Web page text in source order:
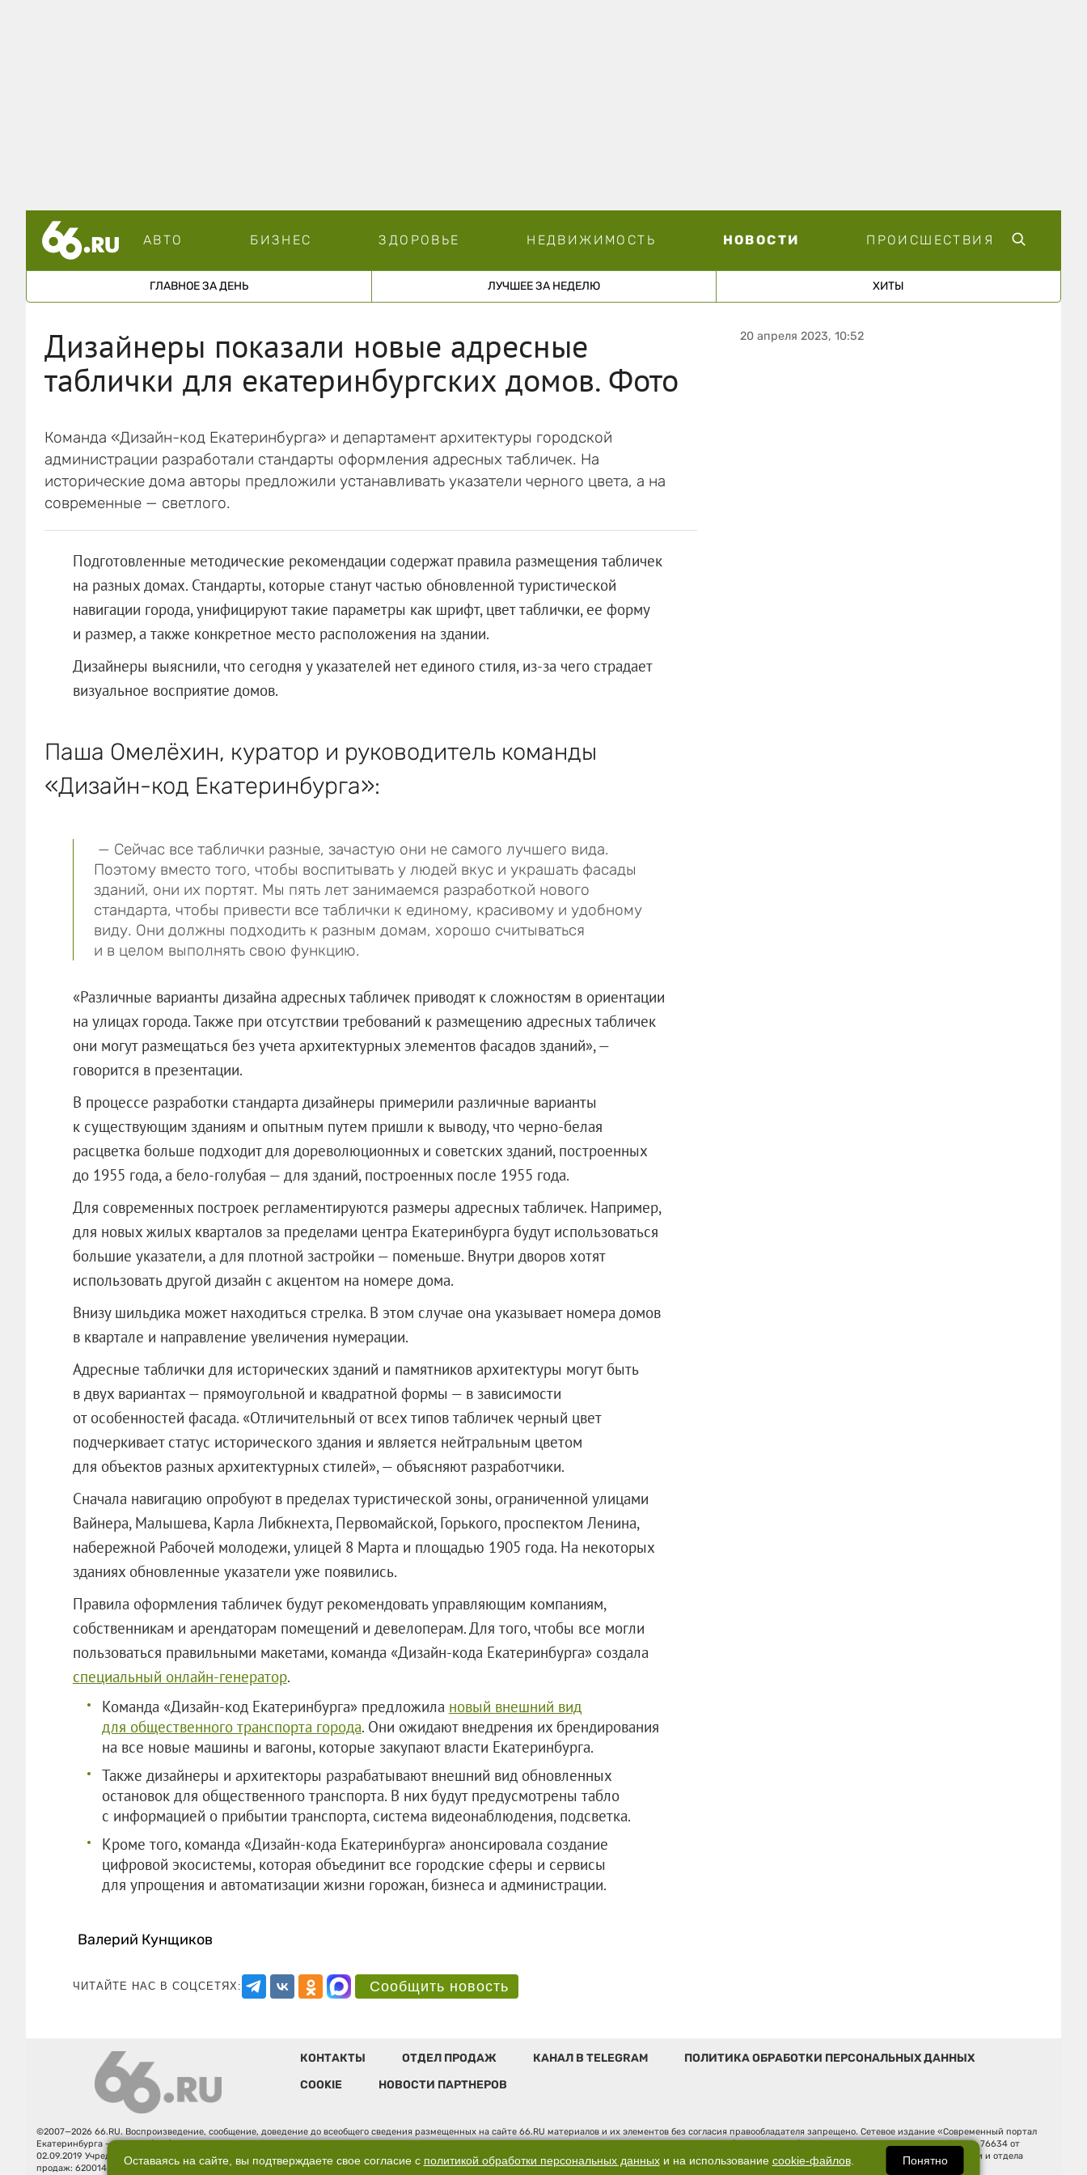
АВТО БИЗНЕС ЗДОРОВЬЕ НЕДВИЖИМОСТЬ НОВОСТИ ПРОИСШЕСТВИЯ
ГЛАВНОЕ ЗА ДЕНЬ ЛУЧШЕЕ ЗА НЕДЕЛЮ ХИТЫ
Дизайнеры показали новые адресные
таблички для екатеринбургских домов. Фото
Команда «Дизайн-код Екатеринбурга» и департамент архитектуры городской
администрации разработали стандарты оформления адресных табличек. На
исторические дома авторы предложили устанавливать указатели черного цвета, а на
современные — светлого.
Подготовленные методические рекомендации содержат правила размещения табличек
на разных домах. Стандарты, которые станут частью обновленной туристической
навигации города, унифицируют такие параметры как шрифт, цвет таблички, ее форму
и размер, а также конкретное место расположения на здании.
Дизайнеры выяснили, что сегодня у указателей нет единого стиля, из-за чего страдает
визуальное восприятие домов.
Паша Омелёхин, куратор и руководитель команды
«Дизайн-код Екатеринбурга»:
— Сейчас все таблички разные, зачастую они не самого лучшего вида.
Поэтому вместо того, чтобы воспитывать у людей вкус и украшать фасады
зданий, они их портят. Мы пять лет занимаемся разработкой нового
стандарта, чтобы привести все таблички к единому, красивому и удобному
виду. Они должны подходить к разным домам, хорошо считываться
и в целом выполнять свою функцию.
«Различные варианты дизайна адресных табличек приводят к сложностям в ориентации
на улицах города. Также при отсутствии требований к размещению адресных табличек
они могут размещаться без учета архитектурных элементов фасадов зданий», —
говорится в презентации.
В процессе разработки стандарта дизайнеры примерили различные варианты
к существующим зданиям и опытным путем пришли к выводу, что черно-белая
расцветка больше подходит для дореволюционных и советских зданий, построенных
до 1955 года, а бело-голубая — для зданий, построенных после 1955 года.
Для современных построек регламентируются размеры адресных табличек. Например,
для новых жилых кварталов за пределами центра Екатеринбурга будут использоваться
большие указатели, а для плотной застройки — поменьше. Внутри дворов хотят
использовать другой дизайн с акцентом на номере дома.
Внизу шильдика может находиться стрелка. В этом случае она указывает номера домов
в квартале и направление увеличения нумерации.
Адресные таблички для исторических зданий и памятников архитектуры могут быть
в двух вариантах — прямоугольной и квадратной формы — в зависимости
от особенностей фасада. «Отличительный от всех типов табличек черный цвет
подчеркивает статус исторического здания и является нейтральным цветом
для объектов разных архитектурных стилей», — объясняют разработчики.
Сначала навигацию опробуют в пределах туристической зоны, ограниченной улицами
Вайнера, Малышева, Карла Либкнехта, Первомайской, Горького, проспектом Ленина,
набережной Рабочей молодежи, улицей 8 Марта и площадью 1905 года. На некоторых
зданиях обновленные указатели уже появились.
Правила оформления табличек будут рекомендовать управляющим компаниям,
собственникам и арендаторам помещений и девелоперам. Для того, чтобы все могли
пользоваться правильными макетами, команда «Дизайн-кода Екатеринбурга» создала
специальный онлайн-генератор.
Команда «Дизайн-код Екатеринбурга» предложила новый внешний вид
для общественного транспорта города. Они ожидают внедрения их брендирования
на все новые машины и вагоны, которые закупают власти Екатеринбурга.
Также дизайнеры и архитекторы разрабатывают внешний вид обновленных
остановок для общественного транспорта. В них будут предусмотрены табло
с информацией о прибытии транспорта, система видеонаблюдения, подсветка.
Кроме того, команда «Дизайн-кода Екатеринбурга» анонсировала создание
цифровой экосистемы, которая объединит все городские сферы и сервисы
для упрощения и автоматизации жизни горожан, бизнеса и администрации.
Валерий Кунщиков
ЧИТАЙТЕ НАС В СОЦСЕТЯХ: Сообщить новость
20 апреля 2023, 10:52
КОНТАКТЫ ОТДЕЛ ПРОДАЖ КАНАЛ В TELEGRAM
ПОЛИТИКА ОБРАБОТКИ ПЕРСОНАЛЬНЫХ ДАННЫХ
COOKIE
НОВОСТИ ПАРТНЕРОВ
©2007—2026 66.RU. Воспроизведение, сообщение, доведение до всеобщего сведения размещенных на сайте 66.RU материалов и их элементов без согласия правообладателя запрещено. Сетевое издание «Современный портал
Екатеринбурга — «66.ru» (18+) зарегистрировано Федеральной службой по надзору в сфере связи, информационных технологий и массовых коммуникаций (Роскомнадзор). Регистрационный номер ЭЛ № ФС 77 - 76634 от
02.09.2019 Учредитель: Общество с ограниченной ответственностью "66.ру". Юридический адрес: 620014, Свердловская обл., г. Екатеринбург, ул. Бориса Ельцина, строение 3, оф. 7015 Фактический адрес редакции и отдела
продаж: 620014, Свердловская обл., г. Екатеринбург, ул. Бориса Ельцина, д. 3, оф. 7015, +7 (343) 288-50-66 info@news.66.ru Главный редактор: Шлыков Дмитрий Владимирович
Оставаясь на сайте, вы подтверждаете свое согласие с политикой обработки персональных данныхи на использование cookie-файлов. Понятно